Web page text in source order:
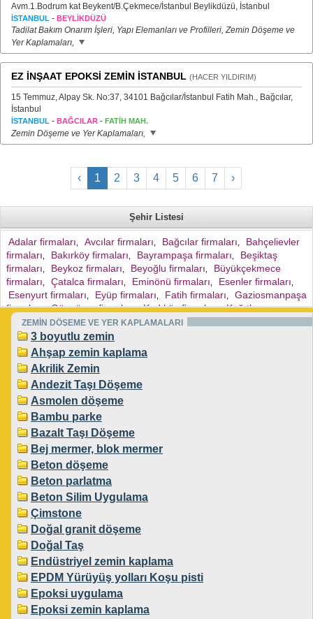
Avm.1.Bodrum kat Beykent/B.Çekmece/İstanbul Beylikdüzü, İstanbul
İSTANBUL - BEYLİKDÜZÜ
Tadilat Bakım Onarım İşleri, Yapı Elemanları ve Profilleri, Zemin Döşeme ve
Yer Kaplamaları,
EZ İNŞAAT EPOKSİ ZEMİN İSTANBUL (HACER YILDIRIM)
15 Temmuz, Alpay Sk. No:37, 34101 Bağcılar/İstanbul Fatih Mah., Bağcılar,
İstanbul
İSTANBUL - BAĞCILAR - FATİH MAH.
Zemin Döşeme ve Yer Kaplamaları,
‹ 1 2 3 4 5 6 7 ›
Şehir Listesi
Adalar firmaları Avcılar firmaları Bağcılar firmaları
Bahçelievler
firmaları
Bakırköy firmaları Bayrampaşa firmaları
Beşiktaş
firmaları
Beykoz firmaları Beyoğlu firmaları
Büyükçekmece
firmaları
Çatalca firmaları Eminönü firmaları Esenler firmaları
Esenyurt firmaları Eyüp firmaları Fatih firmaları
Gaziosmanpaşa
firmaları, Güngören firmaları, Kadıköy firmaları,
Kağıthane
firmaları, Kartal firmaları, Küçükçekmece firmaları
firmaları, Pendik firmaları
Sultanbeyli firmaları, Şile firmaları
Ümraniye firmaları Üsküdar firmaları
Sultangazi firmaları,
Ataşehir firmaları, Başakşehir firmaları
Çekmeköy firmaları,
ZEMİN DÖŞEME VE YER KAPLAMALARI
3 boyutlu zemin
Ahşap zemin kaplama
Akrilik Zemin
Andezit Taşı Döşeme
Asmolen döşeme
Bambu parke
Bazalt Taşı Döşeme
Bej mermer, blok mermer
Beton döşeme
Beton parlatma
Beton Silim Uygulama
Çimstone
Doğal granit döşeme
Doğal Taş
Endüstriyel zemin kaplama
EPDM Yürüyüş yolları Koşu pisti
Epoksi uygulama
Epoksi zemin kaplama